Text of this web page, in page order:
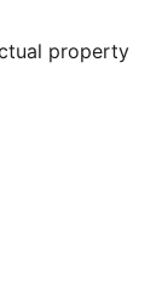
property